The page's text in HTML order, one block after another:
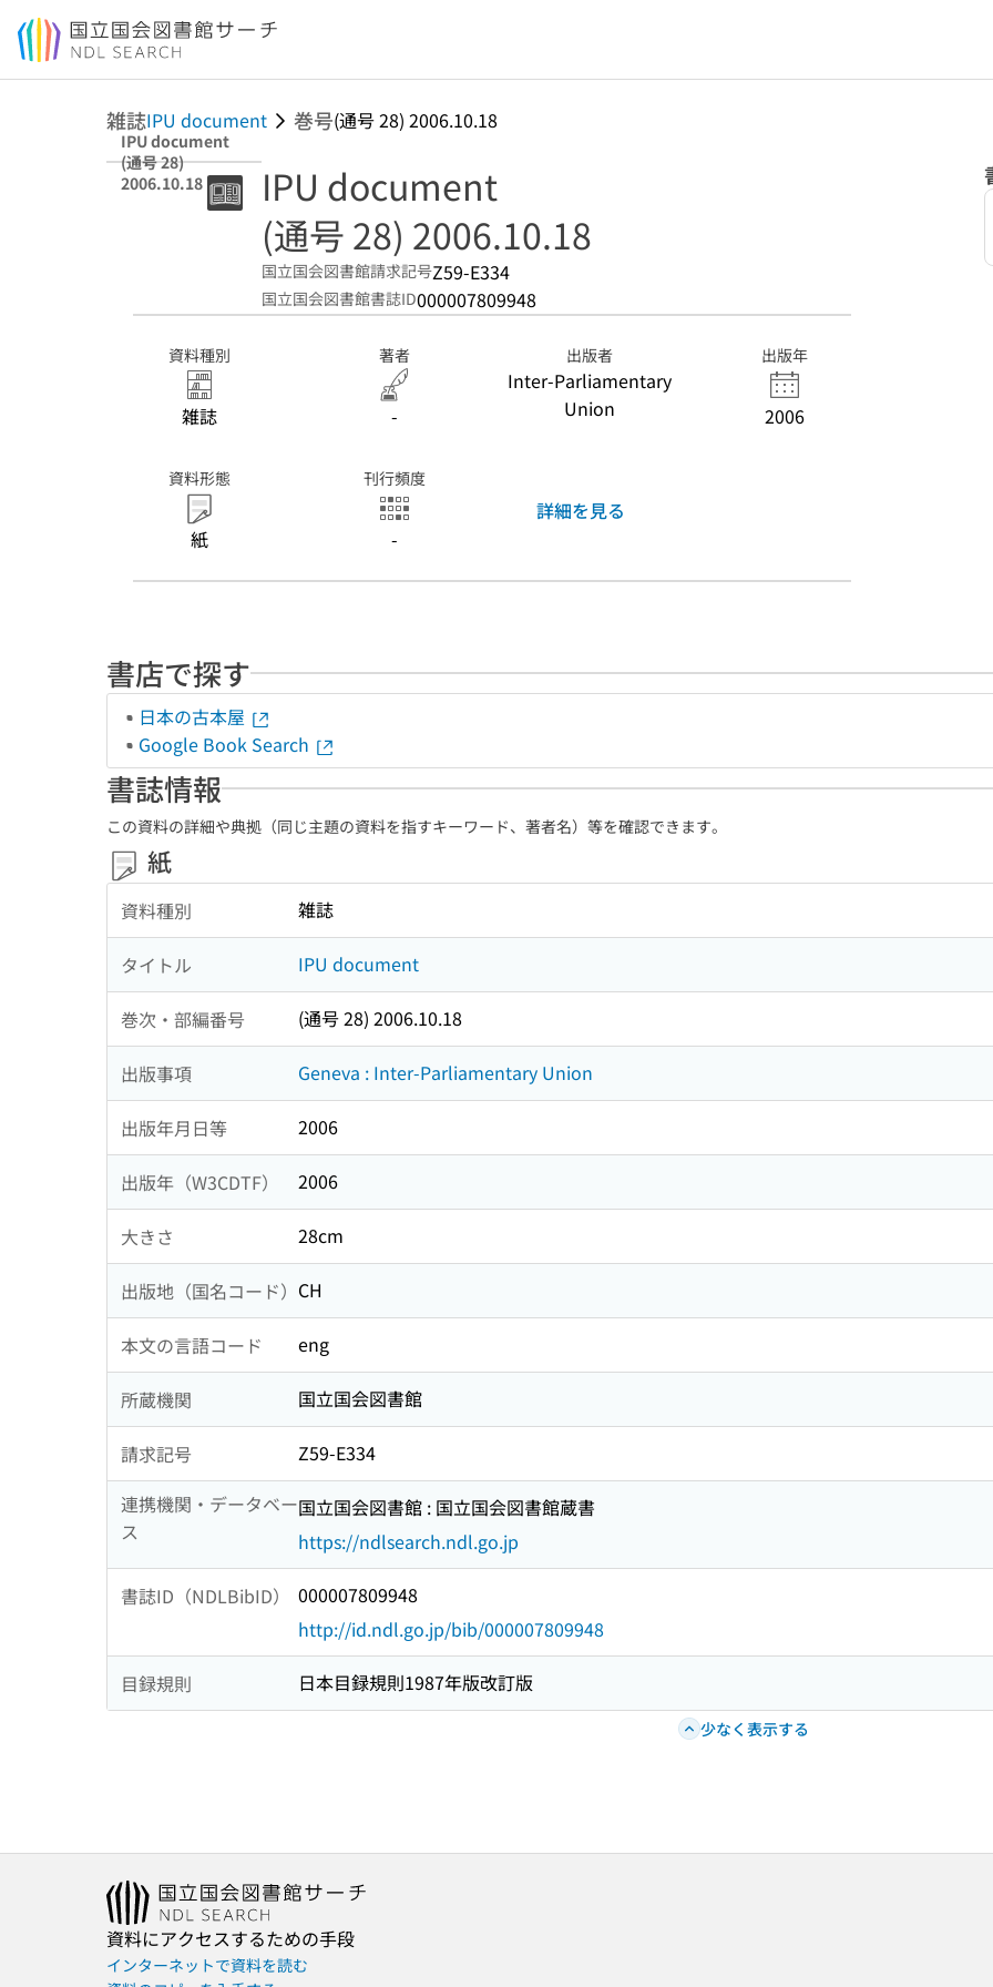
本文へ移動
雑誌IPU document 巻号(通号 28) 2006.10.18
IPU document
(通号 28)
2006.10.18
IPU document
(通号 28) 2006.10.18
国立国会図書館請求記号Z59-E334
国立国会図書館書誌ID000007809948
資料種別
雑誌
著者
-
出版者
Inter-Parliamentary
Union
出版年
2006
資料形態
紙
刊行頻度
-
詳細を見る
書店で探す
日本の古本屋
Google Book Search
書誌情報
この資料の詳細や典拠（同じ主題の資料を指すキーワード、著者名）等を確認できます。
紙
資料種別 雑誌
タイトル IPU document
巻次・部編番号 (通号 28) 2006.10.18
出版事項 Geneva : Inter-Parliamentary Union
出版年月日等 2006
出版年（W3CDTF） 2006
大きさ 28cm
出版地（国名コード） CH
本文の言語コード eng
所蔵機関 国立国会図書館
請求記号
Z59-E334
連携機関・データベー
ス
国立国会図書館 : 国立国会図書館蔵書
https://ndlsearch.ndl.go.jp
書誌ID（NDLBibID）
000007809948
http://id.ndl.go.jp/bib/000007809948
目録規則 日本目録規則1987年版改訂版
少なく表示する
資料にアクセスするための手段
インターネットで資料を読む